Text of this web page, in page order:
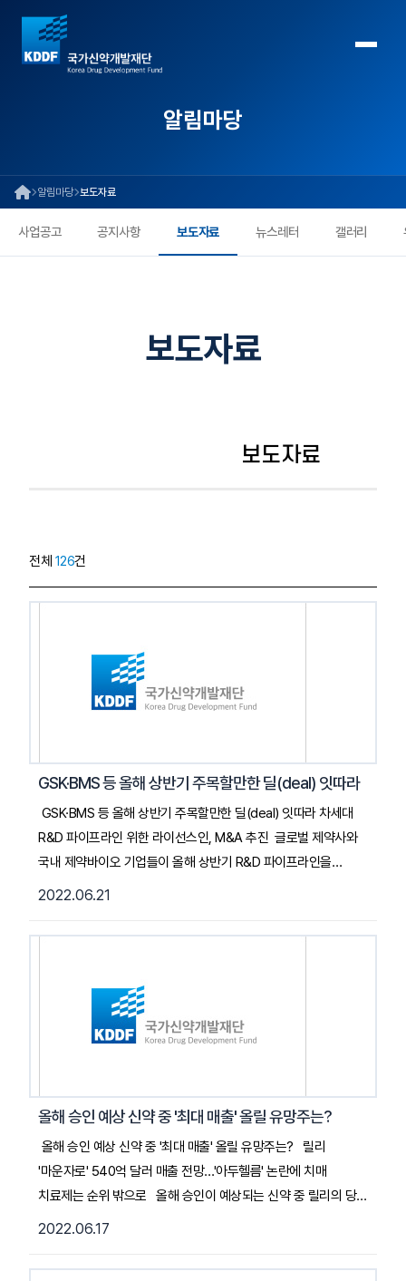
알림마당
알림마당 보도자료
사업공고 공지사항 보도자료 뉴스레터 갤러리
보도자료
보도자료
전체 126건
GSK·BMS 등 올해 상반기 주목할만한 딜(deal) 잇따라
GSK·BMS 등 올해 상반기 주목할만한 딜(deal) 잇따라 차세대
R&D 파이프라인 위한 라이선스인, M&A 추진 글로벌 제약사와
국내 제약바이오 기업들이 올해 상반기 R&D 파이프라인을
확장하기 위해 기술이전과 인수합병(M&A) 등을 잇따라 추진한
바이오 딜 보고서를 분석한 결과 차세대 RNA 기반 기술, RNAi
수백여건의 바이오 딜(계약)이 체결됐다. … 2022. 06. 21.
메디게이트 기사 전문 읽기 (클릭)
2022.06.21
올해 승인 예상 신약 중 '최대 매출' 올릴 유망주는?
올해 승인 예상 신약 중 '최대 매출' 올릴 유망주는? 릴리
'마운자로' 540억 달러 매출 전망…'아두헬름' 논란에 치매
치료제는 순위 밖으로 올해 승인이 예상되는 신약 중 릴리의 당뇨
·비만 치료제 '마운자로(Mounjaro)'가 최대 매출이 기대되는
영향을 받은 몇 개 제품의 승인이 미뤄지면서 올해 초 예상했던
2022.06.17